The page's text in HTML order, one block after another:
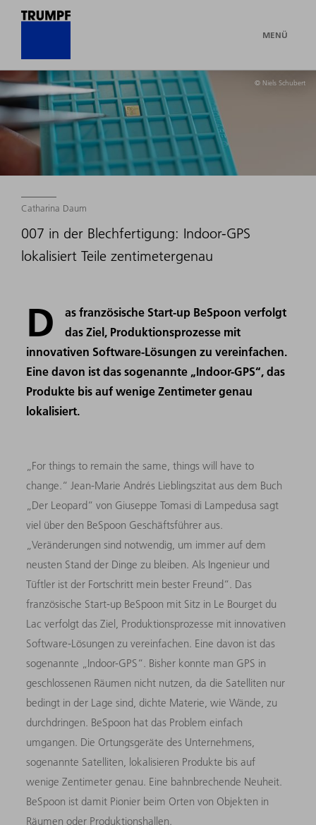
MENÜ
© Niels Schubert
Catharina Daum
007 in der Blechfertigung: Indoor-GPS
lokalisiert Teile zentimetergenau
D
as französische Start-up BeSpoon verfolgt
das Ziel, Produktionsprozesse mit
innovativen Software-Lösungen zu vereinfachen.
Eine davon ist das sogenannte „Indoor-GPS“, das
Produkte bis auf wenige Zentimeter genau
lokalisiert.
„For things to remain the same, things will have to
change.“ Jean-Marie Andrés Lieblingszitat aus dem Buch
„Der Leopard“ von Giuseppe Tomasi di Lampedusa sagt
viel über den BeSpoon Geschäftsführer aus.
„Veränderungen sind notwendig, um immer auf dem
neusten Stand der Dinge zu bleiben. Als Ingenieur und
Tüftler ist der Fortschritt mein bester Freund“. Das
französische Start-up BeSpoon mit Sitz in Le Bourget du
Lac verfolgt das Ziel, Produktionsprozesse mit innovativen
Software-Lösungen zu vereinfachen. Eine davon ist das
sogenannte „Indoor-GPS“. Bisher konnte man GPS in
geschlossenen Räumen nicht nutzen, da die Satelliten nur
bedingt in der Lage sind, dichte Materie, wie Wände, zu
durchdringen. BeSpoon hat das Problem einfach
umgangen. Die Ortungsgeräte des Unternehmens,
sogenannte Satelliten, lokalisieren Produkte bis auf
wenige Zentimeter genau. Eine bahnbrechende Neuheit.
BeSpoon ist damit Pionier beim Orten von Objekten in
Räumen oder Produktionshallen.